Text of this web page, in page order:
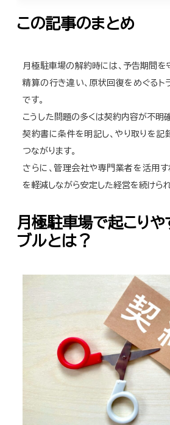
この記事のまとめ
月極駐車場の解約時には、予告期間を
精算の行き違い、原状回復をめぐるト
です。
こうした問題の多くは契約内容が不明
契約書に条件を明記し、やり取りを記
つながります。
さらに、管理会社や専門業者を活用す
を軽減しながら安定した経営を続けら
月極駐車場で起こりや
ブルとは？